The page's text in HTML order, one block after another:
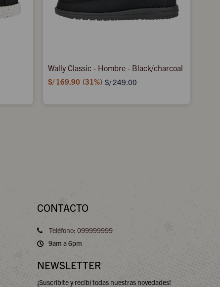
Wally Classic - Hombre - Black/charcoal
S/ 169.90 31 S/249.00
CONTACTO
Teléfono: 099999999
9am a 6pm
NEWSLETTER
¡Suscribite y recibí todas nuestras novedades!